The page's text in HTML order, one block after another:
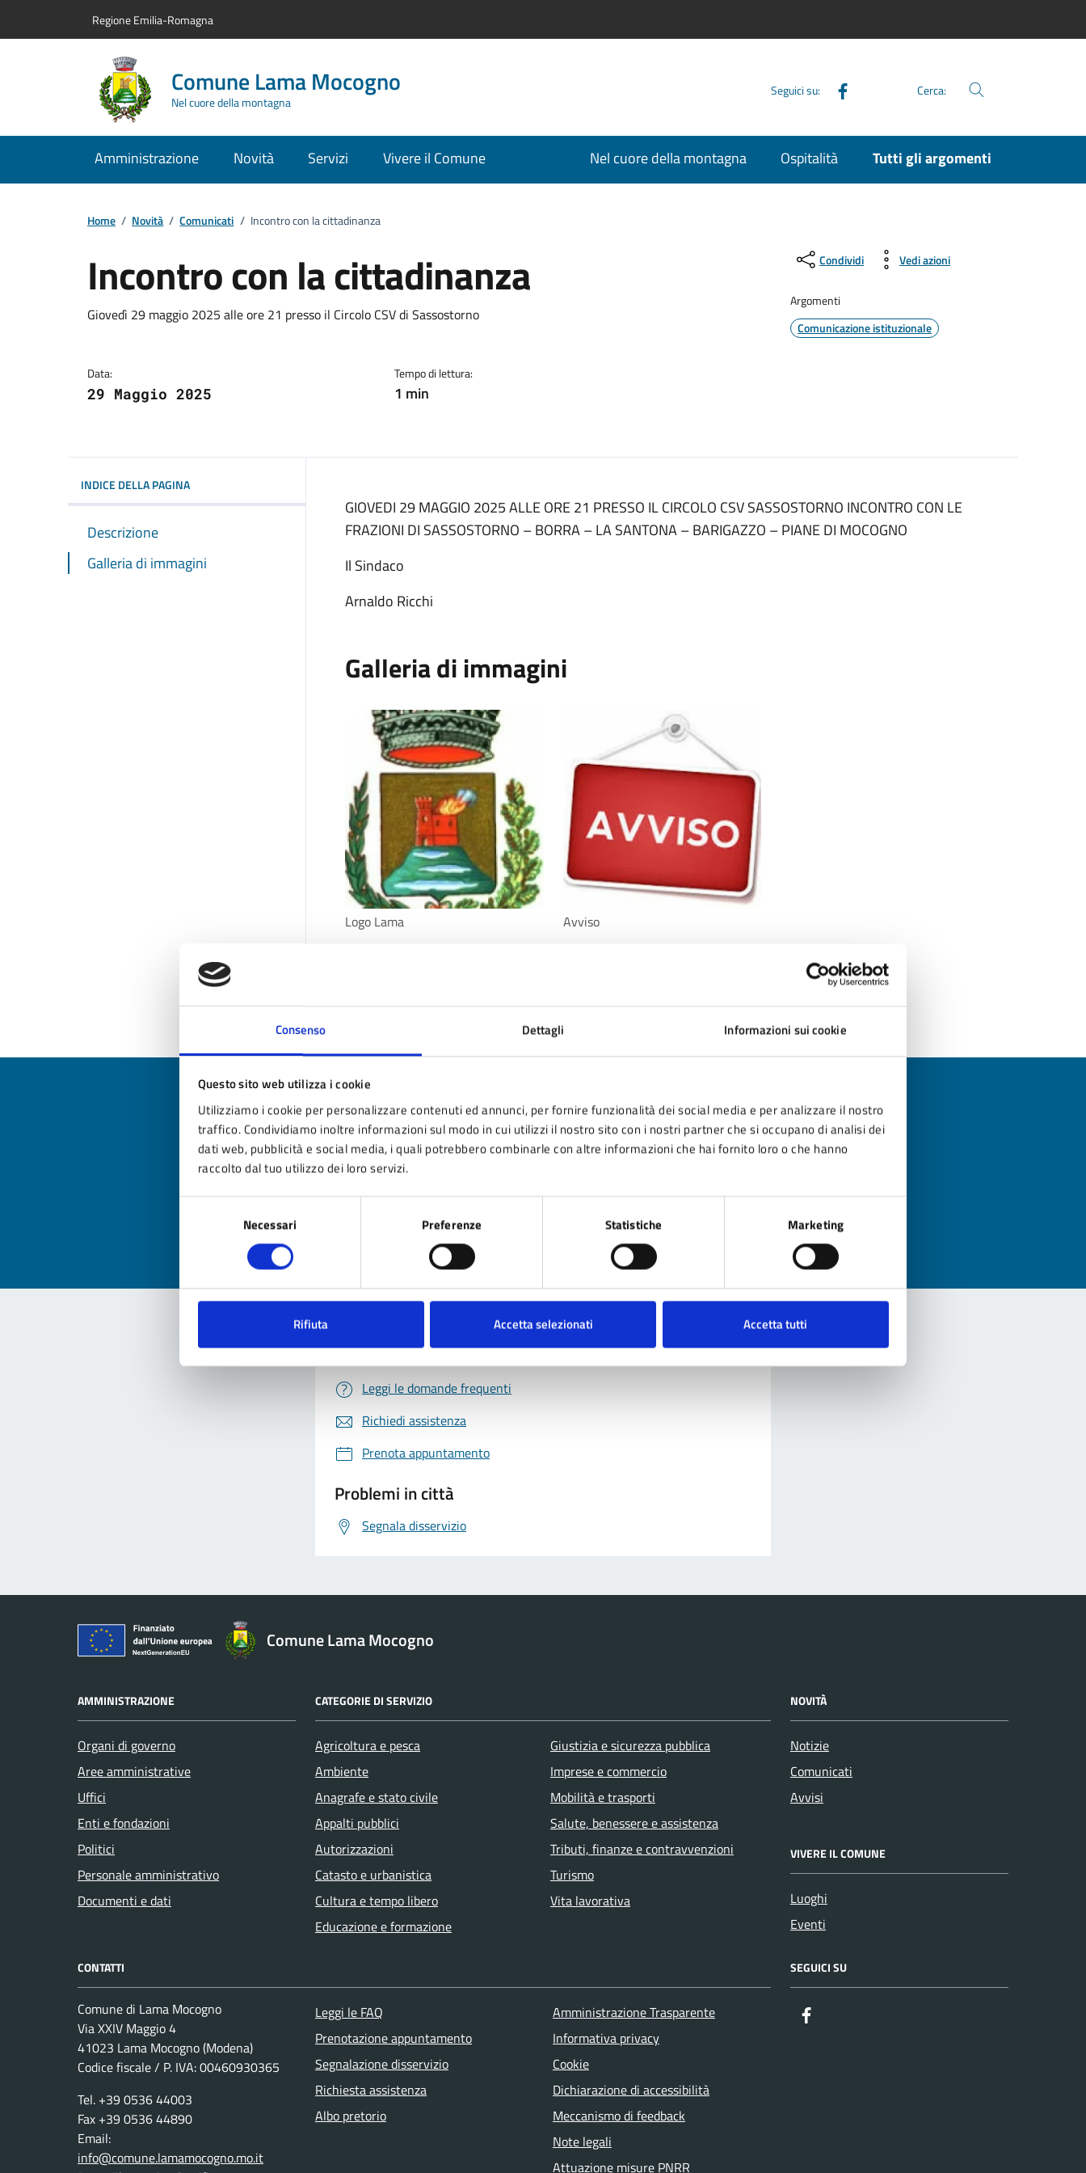
Consenso Dettagli Informazioni sui cookie
Questo sito web utilizza i cookie
Utilizziamo i cookie per personalizzare contenuti ed annunci, per fornire funzionalità dei social media e per analizzare il nostro
traffico. Condividiamo inoltre informazioni sul modo in cui utilizzi il nostro sito con i nostri partner che si occupano di analisi dei
dati web, pubblicità e social media, i quali potrebbero combinarle con altre informazioni che hai fornito loro o che hanno
raccolto dal tuo utilizzo dei loro servizi.
Necessari Preferenze Statistiche Marketing
Rifiuta Accetta selezionati Accetta tutti
Regione Emilia-Romagna
Comune Lama Mocogno
Nel cuore della montagna
Seguici su: Cerca:
Amministrazione Novità Servizi Vivere il Comune Nel cuore della montagna Ospitalità Tutti gli argomenti
Home / Novità / Comunicati / Incontro con la cittadinanza
Incontro con la cittadinanza
Dettagli del comunicato:
Giovedì 29 maggio 2025 alle ore 21 presso il Circolo CSV di Sassostorno
Data:
29 Maggio 2025
Tempo di lettura:
1 min
Condividi Vedi azioni
Argomenti
Comunicazione istituzionale
INDICE DELLA PAGINA
Descrizione
Galleria di immagini
GIOVEDI 29 MAGGIO 2025 ALLE ORE 21 PRESSO IL CIRCOLO CSV SASSOSTORNO INCONTRO CON LE
FRAZIONI DI SASSOSTORNO – BORRA – LA SANTONA – BARIGAZZO – PIANE DI MOCOGNO
Il Sindaco
Arnaldo Ricchi
Galleria di immagini
Logo Lama Avviso
Ultimo aggiornamento:03/06/2025 15:59
Quanto sono chiare le informazioni su questa pagina?
Contatta il comune
Leggi le domande frequenti
Richiedi assistenza
Prenota appuntamento
Problemi in città
Segnala disservizio
Comune Lama Mocogno
AMMINISTRAZIONE
Organi di governo
Aree amministrative
Uffici
Enti e fondazioni
Politici
Personale amministrativo
Documenti e dati
CATEGORIE DI SERVIZIO
Agricoltura e pesca
Ambiente
Anagrafe e stato civile
Appalti pubblici
Autorizzazioni
Catasto e urbanistica
Cultura e tempo libero
Educazione e formazione
Giustizia e sicurezza pubblica
Imprese e commercio
Mobilità e trasporti
Salute, benessere e assistenza
Tributi, finanze e contravvenzioni
Turismo
Vita lavorativa
NOVITÀ
Notizie
Comunicati
Avvisi
VIVERE IL COMUNE
Luoghi
Eventi
CONTATTI
Comune di Lama Mocogno
Via XXIV Maggio 4
41023 Lama Mocogno (Modena)
Codice fiscale / P. IVA: 00460930365
Tel. +39 0536 44003
Fax +39 0536 44890
Email:
info@comune.lamamocogno.mo.it
Leggi le FAQ
Prenotazione appuntamento
Segnalazione disservizio
Richiesta assistenza
Albo pretorio
Amministrazione Trasparente
Informativa privacy
Cookie
Dichiarazione di accessibilità
Meccanismo di feedback
Note legali
Attuazione misure PNRR
SEGUICI SU